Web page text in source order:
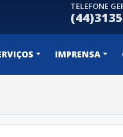
TELEFONE
IMPRENSA